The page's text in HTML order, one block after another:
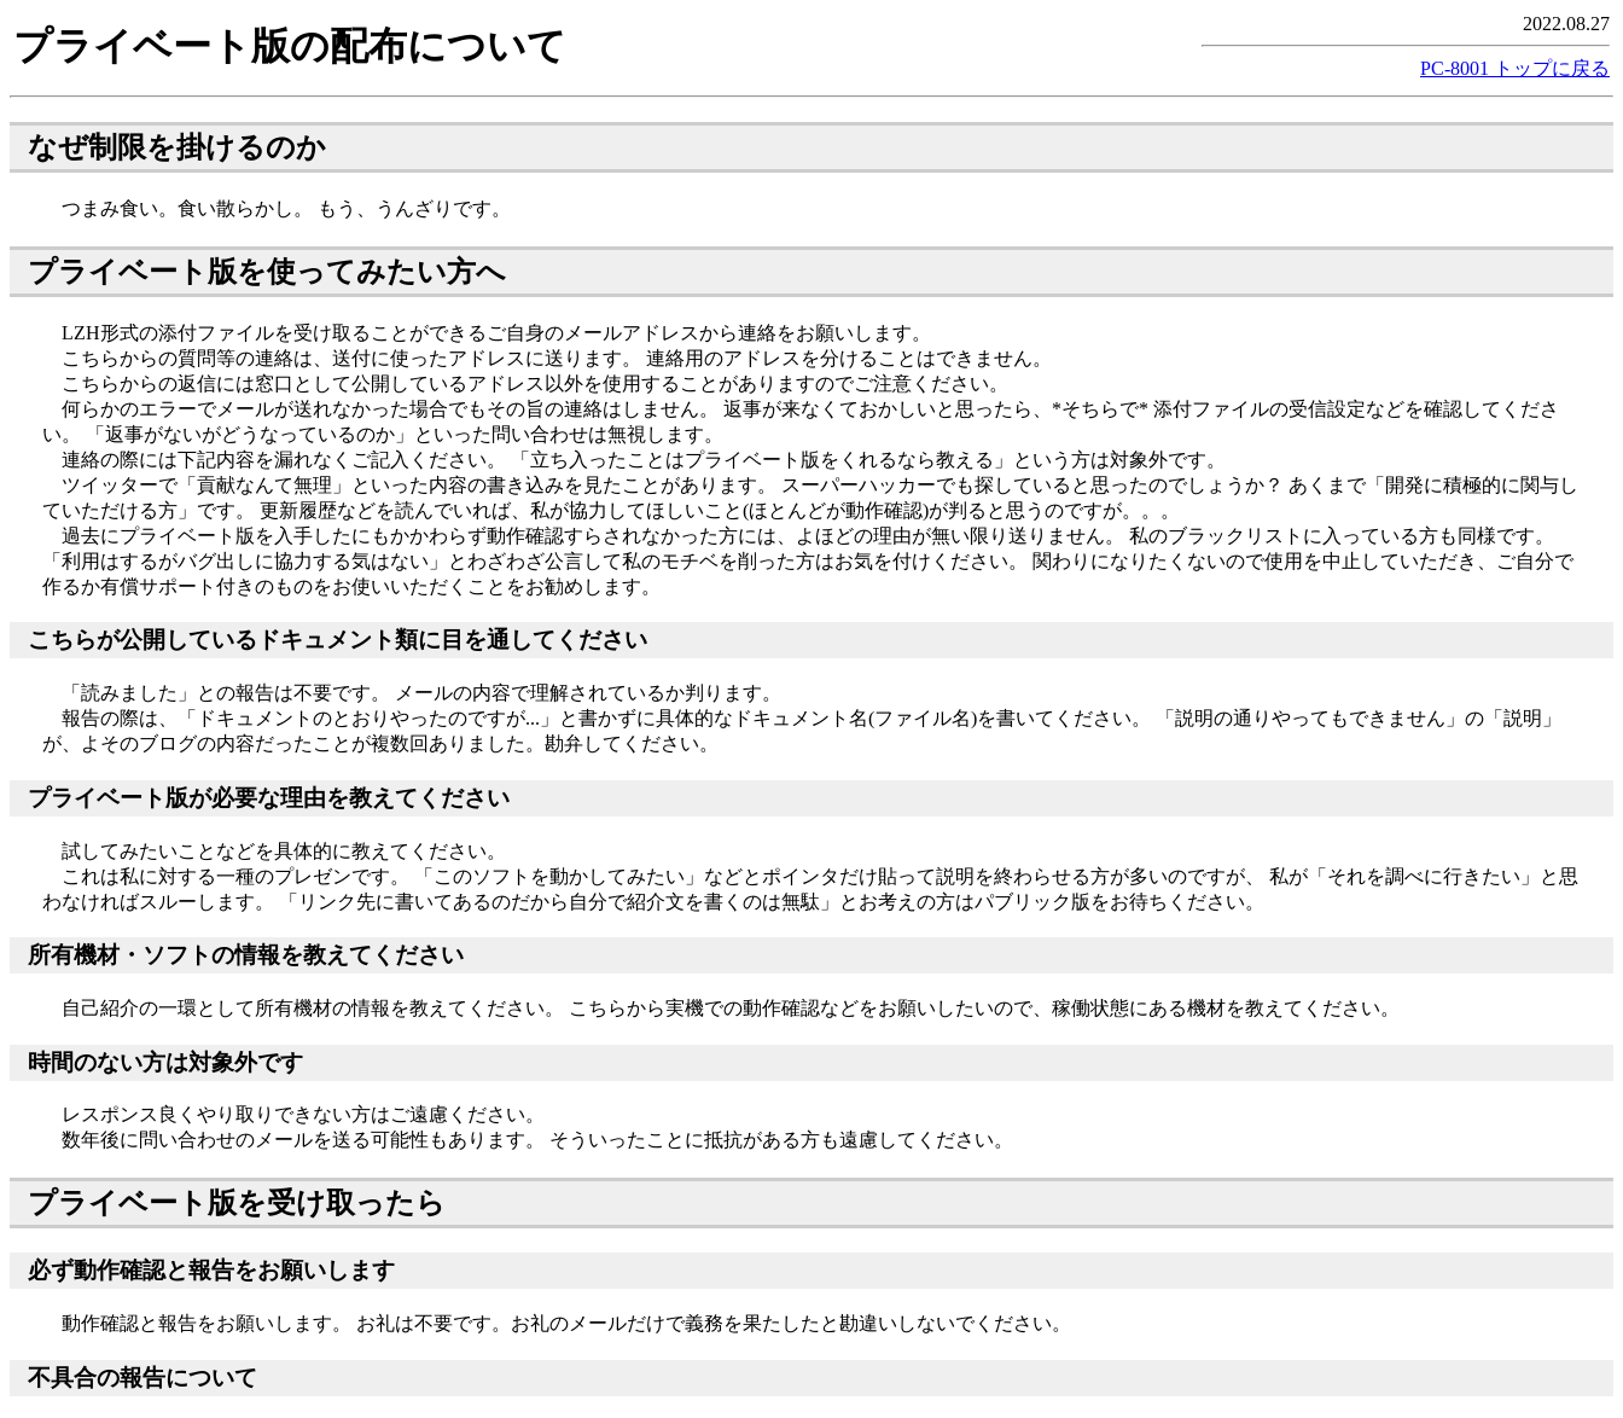
プライベート版の配布について
2022.08.27
PC-8001 トップに戻る
なぜ制限を掛けるのか
つまみ食い。食い散らかし。 もう、うんざりです。
プライベート版を使ってみたい方へ
LZH形式の添付ファイルを受け取ることができるご自身のメールアドレスから連絡をお願いします。
こちらからの質問等の連絡は、送付に使ったアドレスに送ります。 連絡用のアドレスを分けることはできません。
こちらからの返信には窓口として公開しているアドレス以外を使用することがありますのでご注意ください。
何らかのエラーでメールが送れなかった場合でもその旨の連絡はしません。 返事が来なくておかしいと思ったら、*そちらで* 添付ファイルの受信設定などを確認してくださ
い。 「返事がないがどうなっているのか」といった問い合わせは無視します。
連絡の際には下記内容を漏れなくご記入ください。 「立ち入ったことはプライベート版をくれるなら教える」という方は対象外です。
ツイッターで「貢献なんて無理」といった内容の書き込みを見たことがあります。 スーパーハッカーでも探していると思ったのでしょうか？ あくまで「開発に積極的に関与し
ていただける方」です。 更新履歴などを読んでいれば、私が協力してほしいこと(ほとんどが動作確認)が判ると思うのですが。。。
過去にプライベート版を入手したにもかかわらず動作確認すらされなかった方には、よほどの理由が無い限り送りません。 私のブラックリストに入っている方も同様です。
「利用はするがバグ出しに協力する気はない」とわざわざ公言して私のモチベを削った方はお気を付けください。 関わりになりたくないので使用を中止していただき、ご自分で
作るか有償サポート付きのものをお使いいただくことをお勧めします。
こちらが公開しているドキュメント類に目を通してください
「読みました」との報告は不要です。 メールの内容で理解されているか判ります。
報告の際は、「ドキュメントのとおりやったのですが...」と書かずに具体的なドキュメント名(ファイル名)を書いてください。 「説明の通りやってもできません」の「説明」
が、よそのブログの内容だったことが複数回ありました。勘弁してください。
プライベート版が必要な理由を教えてください
試してみたいことなどを具体的に教えてください。
これは私に対する一種のプレゼンです。 「このソフトを動かしてみたい」などとポインタだけ貼って説明を終わらせる方が多いのですが、 私が「それを調べに行きたい」と思
わなければスルーします。 「リンク先に書いてあるのだから自分で紹介文を書くのは無駄」とお考えの方はパブリック版をお待ちください。
所有機材・ソフトの情報を教えてください
自己紹介の一環として所有機材の情報を教えてください。 こちらから実機での動作確認などをお願いしたいので、稼働状態にある機材を教えてください。
時間のない方は対象外です
レスポンス良くやり取りできない方はご遠慮ください。
数年後に問い合わせのメールを送る可能性もあります。 そういったことに抵抗がある方も遠慮してください。
プライベート版を受け取ったら
必ず動作確認と報告をお願いします
動作確認と報告をお願いします。 お礼は不要です。お礼のメールだけで義務を果たしたと勘違いしないでください。
不具合の報告について